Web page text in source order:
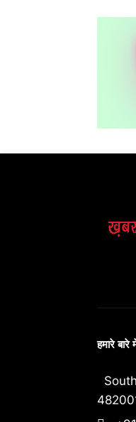
हमारे बारे